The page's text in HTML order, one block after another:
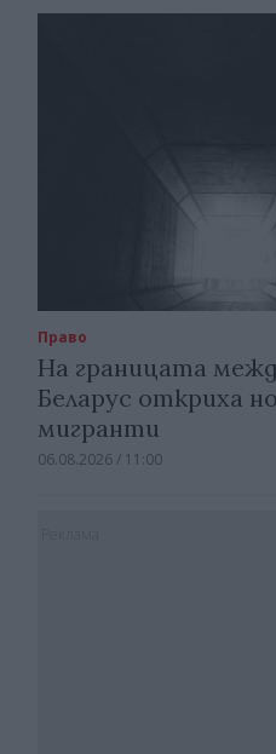
Право
На границата
Беларус откриха
мигранти
06.08.2026 / 11:00